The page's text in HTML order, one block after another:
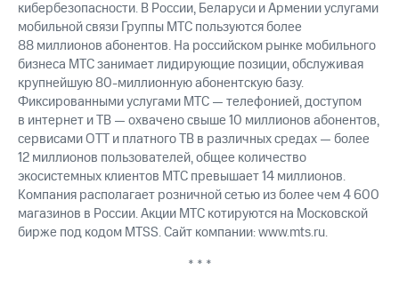
Описание
Еврооблигации-2023
Уведомление
о
погашении
именных
облигаций
Другое
Регистратор
Реквизиты
Контакты
развитие
деловая этика
кибербезопасности. В России, Беларуси и Армении услугами
мобильной связи Группы МТС пользуются более
88 миллионов абонентов. На российском рынке мобильного
бизнеса МТС занимает лидирующие позиции, обслуживая
крупнейшую 80-миллионную абонентскую базу.
Фиксированными услугами МТС — телефонией, доступом
в интернет и ТВ — охвачено свыше 10 миллионов абонентов,
сервисами OTT и платного ТВ в различных средах — более
12 миллионов пользователей, общее количество
экосистемных клиентов МТС превышает 14 миллионов.
Компания располагает розничной сетью из более чем 4 600
магазинов в России. Акции МТС котируются на Московской
бирже под кодом MTSS. Сайт компании: www.mts.ru.
* * *